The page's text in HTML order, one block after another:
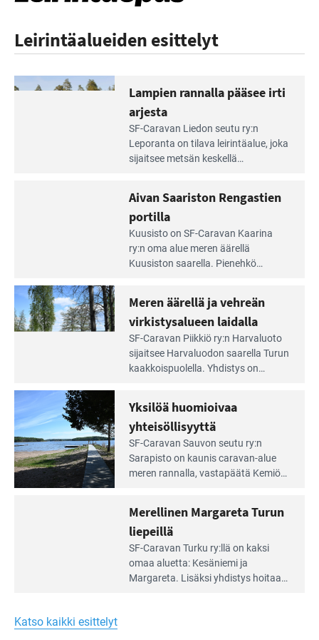
Leirintäalueiden esittelyt
Lampien rannalla pääsee irti
arjesta
SF-Caravan Liedon seutu ry:n
Leporanta on tilava leirintäalue, joka
sijaitsee metsän kes­kellä
tarjoaa ympäris­töineen kauniit
maisemat ja loistavat virkistäytymis­
mahdollisuudet.
Saariston
Rengastien
portilla
Aivan Saariston Rengastien
portilla
Kuusisto on SF-Caravan Kaarina
ry:n oma alue meren äärellä
Kuusiston saarella. Pie­nehkö
äärellä
ja
vehreän
virkistysalueen
laidalla
Meren äärellä ja vehreän
virkistysalueen laidalla
SF-Caravan Piikkiö ry:n Harvaluoto
sijait­see Harvaluodon saarella Turun
kaakkois­puolella. Yhdistys on
virkistysalueesta.
Lue
Leirintäoppaan
artikkeli:
Yksilöä
Yksilöä huomioivaa
yhteisöllisyyttä
SF-Caravan Sauvon seutu ry:n
Sarapisto on kaunis caravan-alue
meren rannalla, vasta­päätä Kemiön
kymmenen paikkaa ilman sähköä.
Turun
liepeillä
Merellinen Margareta Turun
liepeillä
SF-Caravan Turku ry:llä on kaksi
omaa aluet­ta: Kesäniemi ja
Margareta. Lisäksi yhdis­tys hoitaa
Katso kaikki esittelyt